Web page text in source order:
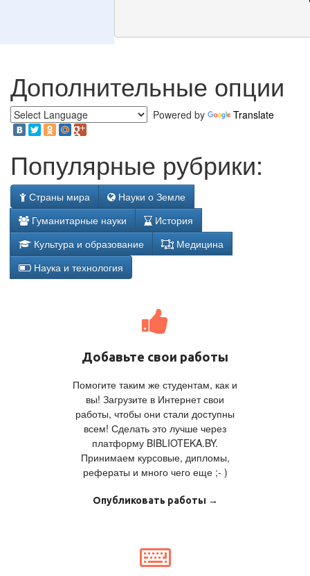
Дополнительные опции
Powered by Translate
Популярные рубрики:
Страны мира
Науки о Земле
Гуманитарные науки
История
Культура и образование
Медицина
Наука и технология
Добавьте свои работы
Помогите таким же студентам, как и
вы! Загрузите в Интернет свои
работы, чтобы они стали доступны
всем! Сделать это лучше через
платформу BIBLIOTEKA.BY.
Принимаем курсовые, дипломы,
рефераты и много чего еще ;- )
Опубликовать работы →